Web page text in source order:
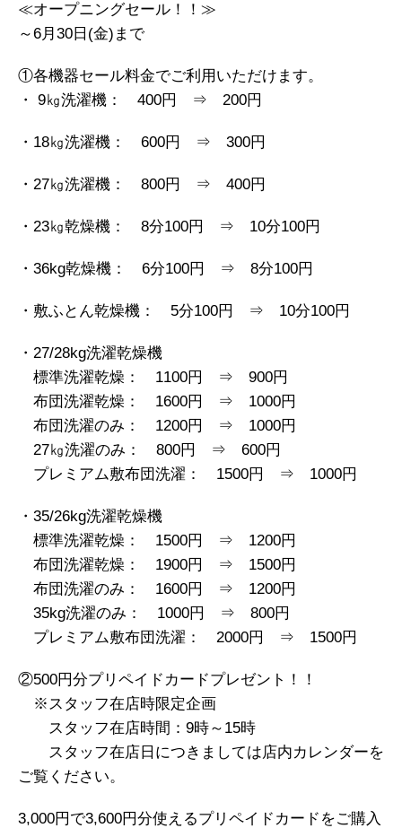
≪オープニングセール！！≫
～6月30日(金)まで
①各機器セール料金でご利用いただけます。
・ 9㎏洗濯機： 400円 ⇒ 200円
・18㎏洗濯機： 600円 ⇒ 300円
・27㎏洗濯機： 800円 ⇒ 400円
・23㎏乾燥機： 8分100円 ⇒ 10分100円
・36kg乾燥機： 6分100円 ⇒ 8分100円
・敷ふとん乾燥機： 5分100円 ⇒ 10分100円
・27/28kg洗濯乾燥機
標準洗濯乾燥： 1100円 ⇒ 900円
布団洗濯乾燥： 1600円 ⇒ 1000円
布団洗濯のみ： 1200円 ⇒ 1000円
27㎏洗濯のみ： 800円 ⇒ 600円
プレミアム敷布団洗濯： 1500円 ⇒ 1000円
・35/26kg洗濯乾燥機
標準洗濯乾燥： 1500円 ⇒ 1200円
布団洗濯乾燥： 1900円 ⇒ 1500円
布団洗濯のみ： 1600円 ⇒ 1200円
35kg洗濯のみ： 1000円 ⇒ 800円
プレミアム敷布団洗濯： 2000円 ⇒ 1500円
②500円分プリペイドカードプレゼント！！
※スタッフ在店時限定企画
スタッフ在店時間：9時～15時
スタッフ在店日につきましては店内カレンダーを
ご覧ください。
3,000円で3,600円分使えるプリペイドカードをご購入